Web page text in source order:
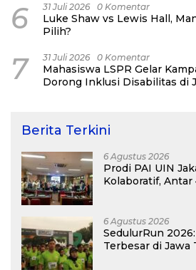
6 31 Juli 2026 0 Komentar
Luke Shaw vs Lewis Hall,
Pilih?
7 31 Juli 2026 0 Komentar
Mahasiswa LSPR Gelar
Dorong Inklusi Disabilitas di
Berita Terkini
6 Agustus 2026
Prodi PAI UIN
Kolaboratif,
6 Agustus 2026
SedulurRun
Terbesar di Jawa